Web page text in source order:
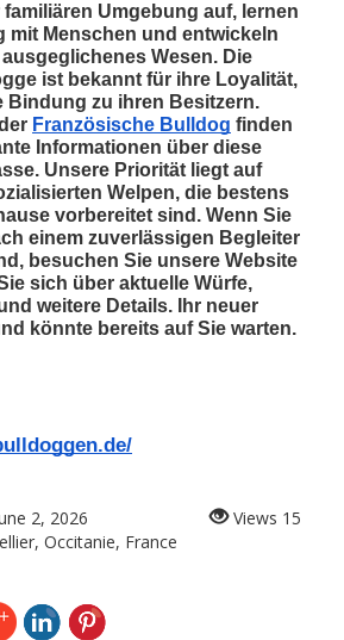
Umgebung auf, lernen
mit Menschen und entwickeln
Wesen. Die
ist bekannt für ihre Loyalität,
Bindung zu ihren Besitzern.
Französische Bulldog finden
Informationen über diese
Unsere Priorität liegt auf
Welpen, die bestens
vorbereitet sind. Wenn Sie
einem zuverlässigen Begleiter
besuchen Sie unsere Website
sich über aktuelle Würfe,
weitere Details. Ihr neuer
könnte bereits auf Sie warten.
2, 2026
Occitanie, France
Views 15